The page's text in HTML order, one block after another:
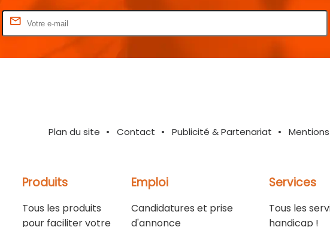
Plan du site Contact Publicité & Partenariat
Produits
Tous les produits
pour faciliter votre
Emploi
Candidatures et prise
d'annonce
Services
Tous les
handicap !